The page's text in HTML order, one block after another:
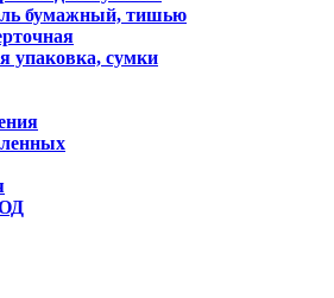
бумажный, тишью
упаковка, сумки